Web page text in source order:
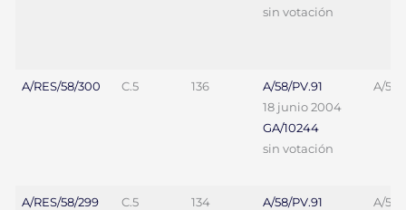
sin votación
A/RES/58/300 C.5 136
A/58/PV.91
18 junio 2004
GA/10244
sin votación
A/58/
A/RES/58/299 C.5 134
A/58/PV.91
A/58/